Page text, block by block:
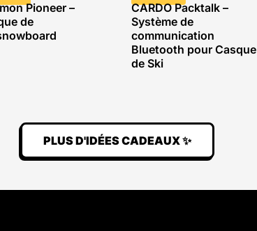
Pioneer –
de
CARDO Packtalk –
Système de
communication
Bluetooth pour Casque
de Ski
PLUS D'IDÉES CADEAUX ✨